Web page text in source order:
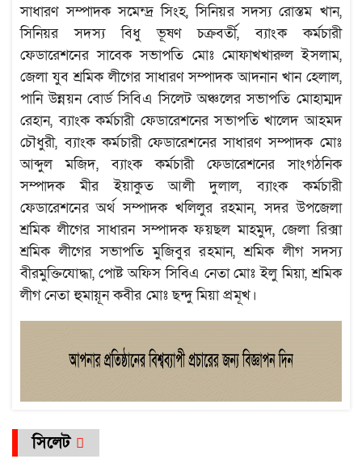
সাধারণ সম্পাদক সমেন্দ্র সিংহ, সিনিয়র সদস্য রোস্তম খান,
সিনিয়র সদস্য বিধু ভূষণ চক্রবর্তী, ব্যাংক কর্মচারী
ফেডারেশনের সাবেক সভাপতি মোঃ মোফাখখারুল ইসলাম,
জেলা যুব শ্রমিক লীগের সাধারণ সম্পাদক আদনান খান হেলাল,
পানি উন্নয়ন বোর্ড সিবিএ সিলেট অঞ্চলের সভাপতি মোহাম্মদ
রেহান, ব্যাংক কর্মচারী ফেডারেশনের সভাপতি খালেদ আহমদ
চৌধুরী, ব্যাংক কর্মচারী ফেডারেশনের সাধারণ সম্পাদক মোঃ
আব্দুল মজিদ, ব্যাংক কর্মচারী ফেডারেশনের সাংগঠনিক
সম্পাদক মীর ইয়াকুত আলী দুলাল, ব্যাংক কর্মচারী
ফেডারেশনের অর্থ সম্পাদক খলিলুর রহমান, সদর উপজেলা
শ্রমিক লীগের সাধারন সম্পাদক ফয়ছল মাহমুদ, জেলা রিক্সা
শ্রমিক লীগের সভাপতি মুজিবুর রহমান, শ্রমিক লীগ সদস্য
বীরমুক্তিযোদ্ধা, পোষ্ট অফিস সিবিএ নেতা মোঃ ইলু মিয়া, শ্রমিক
লীগ নেতা হুমায়ূন কবীর মোঃ ছন্দু মিয়া প্রমূখ।
সিলেট